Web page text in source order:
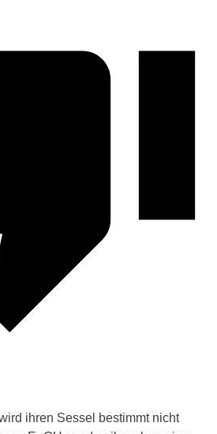
ihren Sessel bestimmt nicht